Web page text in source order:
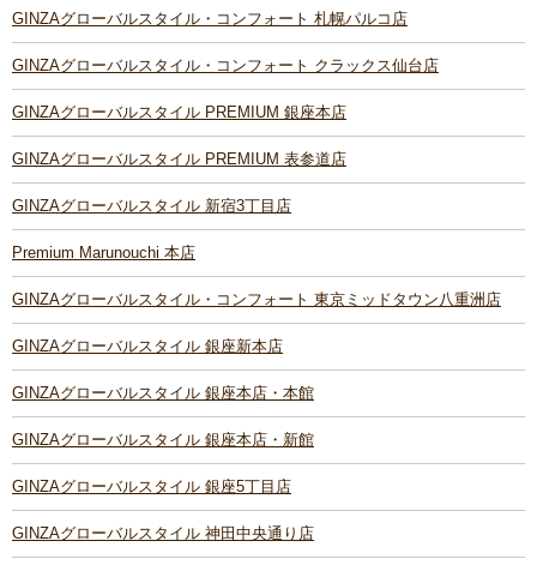
GINZAグローバルスタイル・コンフォート 札幌パルコ店
GINZAグローバルスタイル・コンフォート クラックス仙台店
GINZAグローバルスタイル PREMIUM 銀座本店
GINZAグローバルスタイル PREMIUM 表参道店
GINZAグローバルスタイル 新宿3丁目店
Premium Marunouchi 本店
GINZAグローバルスタイル・コンフォート 東京ミッドタウン八重洲店
GINZAグローバルスタイル 銀座新本店
GINZAグローバルスタイル 銀座本店・本館
GINZAグローバルスタイル 銀座本店・新館
GINZAグローバルスタイル 銀座5丁目店
GINZAグローバルスタイル 神田中央通り店